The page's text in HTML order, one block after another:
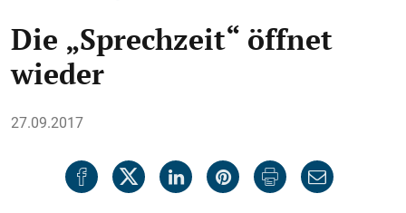
Die „Sprechzeit“ öffnet
wieder
27.09.2017